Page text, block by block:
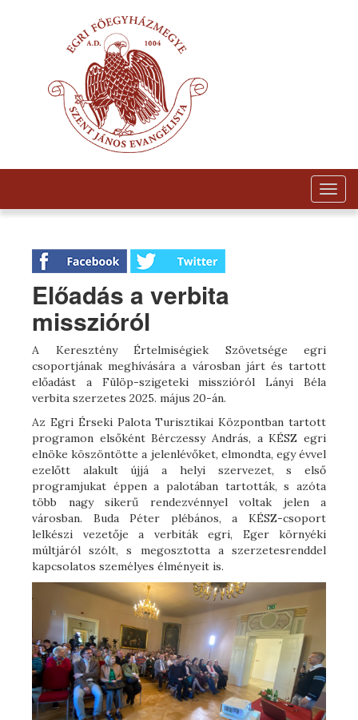
Előadás a verbita
misszióról
A Keresztény Értelmiségiek Szövetsége egri
csoportjának meghívására a városban járt és tartott
előadást a Fülöp-szigeteki misszióról Lányi Béla
verbita szerzetes 2025. május 20-án.
Az Egri Érseki Palota Turisztikai Központban tartott
programon elsőként Bérczessy András, a KÉSZ egri
elnöke köszöntötte a jelenlévőket, elmondta, egy évvel
ezelőtt alakult újjá a helyi szervezet, s első
programjukat éppen a palotában tartották, s azóta
több nagy sikerű rendezvénnyel voltak jelen a
városban. Buda Péter plébános, a KÉSZ-csoport
lelkészi vezetője a verbiták egri, Eger környéki
múltjáról szólt, s megosztotta a szerzetesrenddel
kapcsolatos személyes élményeit is.